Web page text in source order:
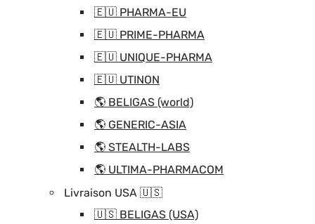
🇪🇺 PHARMA-EU
🇪🇺 PRIME-PHARMA
🇪🇺 UNIQUE-PHARMA
🇪🇺 UTINON
🌎 BELIGAS (world)
🌎 GENERIC-ASIA
🌎 STEALTH-LABS
🌎 ULTIMA-PHARMACOM
Livraison USA 🇺🇸
🇺🇸 BELIGAS (USA)